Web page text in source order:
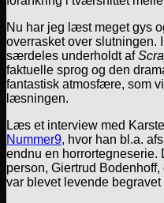
Nu har jeg læst meget gys
overrasket over slutningen.
særdeles underholdt af
faktuelle sprog og den
fantastisk atmosfære, som
læsningen.
Læs et interview med
Nummer9, hvor han bl.a.
endnu en horrortegneserie.
person, Giertrud
var blevet levende